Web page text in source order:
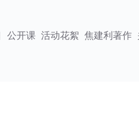
公开课 活动花絮 焦建利著作